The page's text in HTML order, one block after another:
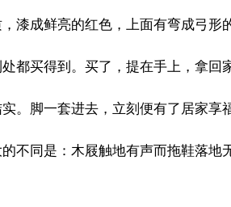
漆成鲜亮的红色，上面有弯成弓形
都买得到。买了，提在手上，拿回
。脚一套进去，立刻便有了居家享
不同是：木屐触地有声而拖鞋落